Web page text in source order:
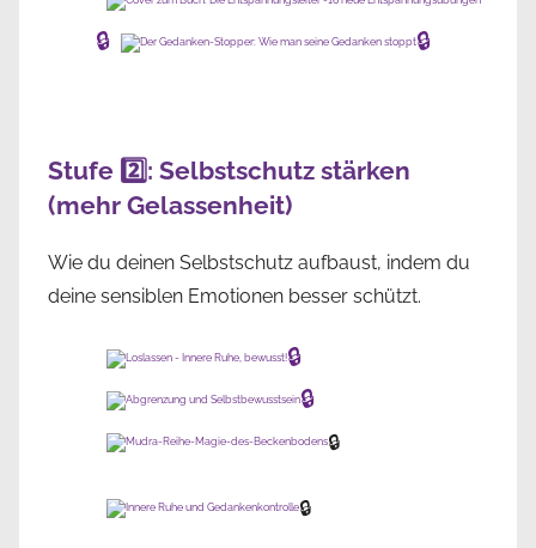
🔒 🔒
Stufe 2️⃣: Selbstschutz stärken
(mehr Gelassenheit)
Wie du deinen Selbstschutz aufbaust, indem du
deine sensiblen Emotionen besser schützt.
🔒
🔒
🔒
🔒